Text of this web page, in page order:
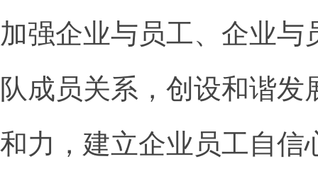
加强企业与员工、企业
队成员关系，创设和谐
和力，建立企业员工自信